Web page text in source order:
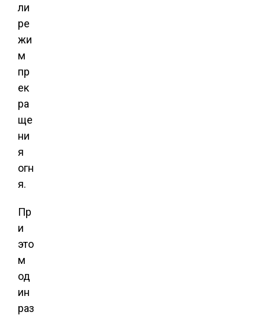
ли
ре
жи
м
пр
ек
ра
ще
ни
я
огн
я.
Пр
и
это
м
од
ин
раз